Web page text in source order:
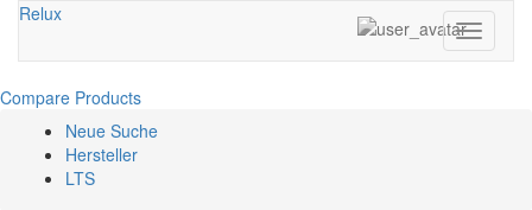
Relux
Toggle
Compare Products
Neue Suche
Hersteller
LTS